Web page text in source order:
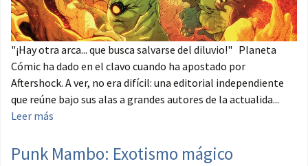
"¡Hay otra arca... que busca salvarse del diluvio!" Planeta
Cómic ha dado en el clavo cuando ha apostado por
Aftershock. A ver, no era difícil: una editorial independiente
que reúne bajo sus alas a grandes autores de la actualida...
Leer más
Punk Mambo: Exotismo mágico